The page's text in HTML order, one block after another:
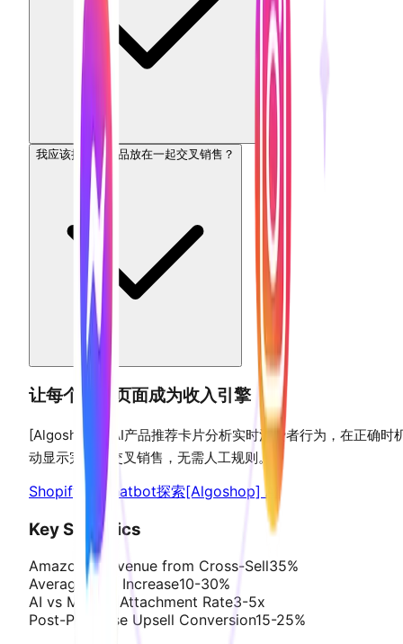
我应该把哪些产品放在一起交叉销售？
让每个产品页面成为收入引擎
[Algoshop]的AI产品推荐卡片分析实时消费者行为，在正确时
动显示完美的交叉销售，无需人工规则。
Shopify AI chatbot探索[Algoshop] AI
Key Statistics
Amazon's Revenue from Cross-Sell35%
Average AOV Increase10-30%
AI vs Manual Attachment Rate3-5x
Post-Purchase Upsell Conversion15-25%